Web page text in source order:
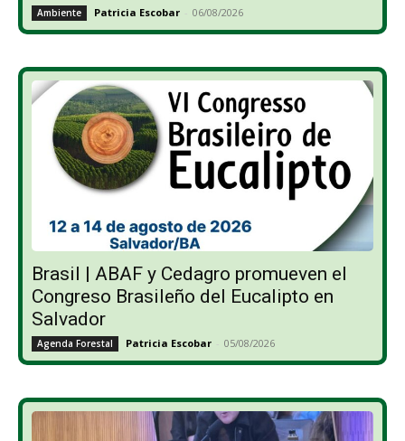
Ambiente Patricia Escobar - 06/08/2026
Brasil | ABAF y Cedagro promueven el
Congreso Brasileño del Eucalipto en
Salvador
Agenda Forestal Patricia Escobar - 05/08/2026